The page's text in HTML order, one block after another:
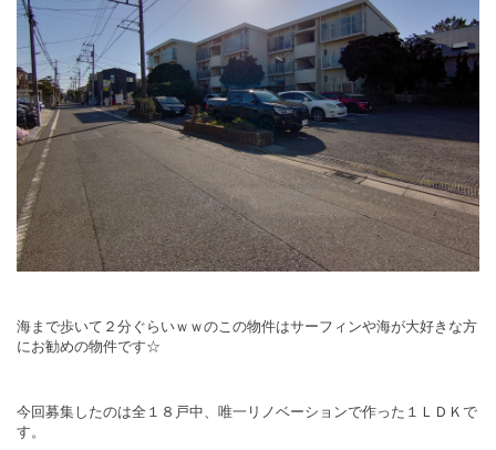
海まで歩いて２分ぐらいｗｗのこの物件はサーフィンや海が大好きな方
にお勧めの物件です☆
今回募集したのは全１８戸中、唯一リノベーションで作った１ＬＤＫで
す。